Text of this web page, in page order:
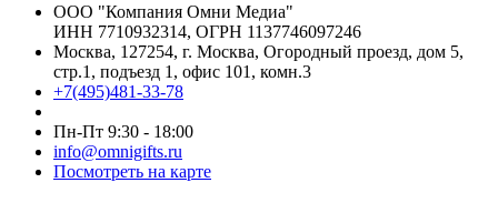
ООО "Компания Омни Медиа"
ИНН 7710932314, ОГРН 1137746097246
Москва, 127254, г. Москва, Огородный проезд, дом 5,
стр.1, подъезд 1, офис 101, комн.3
+7(495)481-33-78
Пн-Пт 9:30 - 18:00
info@omnigifts.ru
Посмотреть на карте